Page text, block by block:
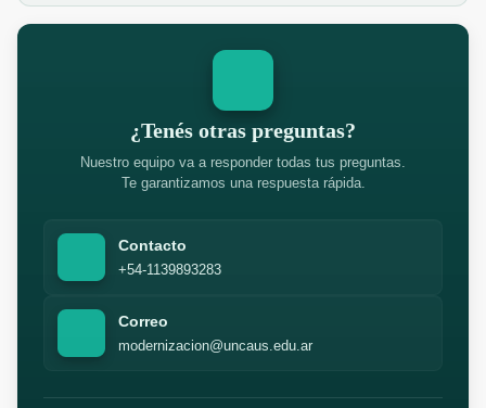
¿Tenés otras preguntas?
Nuestro equipo va a responder todas tus preguntas.
Te garantizamos una respuesta rápida.
Contacto
+54-1139893283
Correo
modernizacion@uncaus.edu.ar